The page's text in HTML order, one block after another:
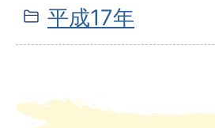
平成17年